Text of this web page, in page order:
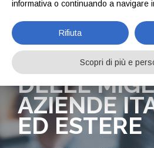
APPIA
NEGOZI ED
DELLE
AZIENDE
ED ESTERE
informativa o continuando a navigare
Rifiuta
Scopri di più e